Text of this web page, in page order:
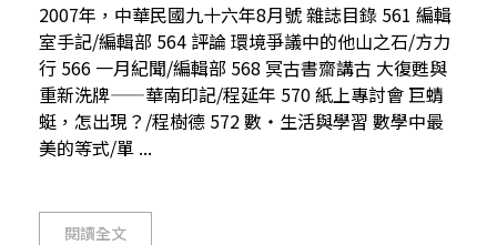
2007年，中華民國九十六年8月號 雜誌目錄 561 編輯
室手記/編輯部 564 評論 環境爭議中的他山之石/方力
行 566 一月紀聞/編輯部 568 冥古書齋講古 大復甦與
重新洗牌——華南印記/程延年 570 紙上專討會 巨蜻
蜓，怎出現？/程樹德 572 數・生活與學習 數學中最
美的等式/單 ...
閱讀全文